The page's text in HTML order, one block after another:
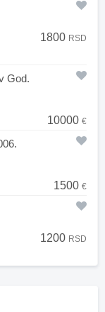
1800 RSD
God.
10000 €
1500 €
1200 RSD